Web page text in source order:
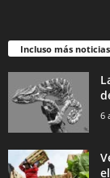
Incluso más noticias
6